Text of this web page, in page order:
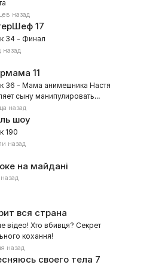
назад
17
34 - Финал
назад
11
36 - Мама анимешника Настя
сыну манипулировать
назад
шоу
190
назад
на майдані
вся страна
відео! Хто вбивця? Секрет
кохання!
назад
своего тела 7